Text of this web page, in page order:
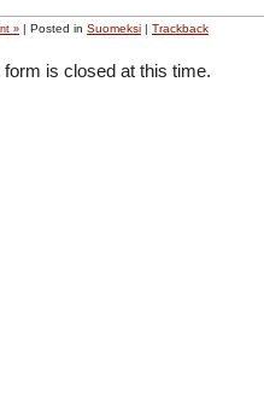
» | Posted in Suomeksi | Trackback
is closed at this time.